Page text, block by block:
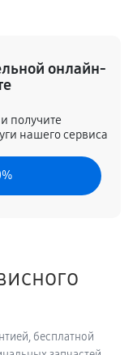
онлайн-
получите
нашего сервиса
бесплатной